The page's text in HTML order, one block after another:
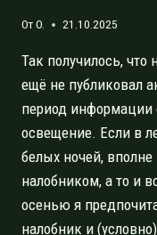
ОтO. 21.10.2025
Так получилось, что
ещё не публиковал
период информации
освещение. Если в
белых ночей,
налобником, а то и
осенью я
налобник и